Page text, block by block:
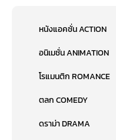
หนังแอคชั่น ACTION
อนิเมชั่น ANIMATION
โรแมนติก ROMANCE
ตลก COMEDY
ดราม่า DRAMA